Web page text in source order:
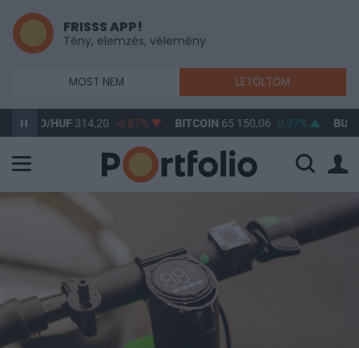
FRISSS APP!
Tény, elemzés, vélemény
MOST NEM LETÖLTÖM
HUF314,20 -0,87% BITCOIN 65 150,06 0,37% BUX 148